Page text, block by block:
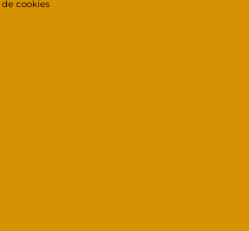
cookies